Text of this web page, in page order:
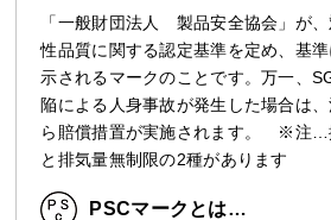
「一般財団法人 製品安全協会」が
性品質に関する認定基準を定め、基
示されるマークのことです。万一、
陥による人身事故が発生した場合は
ら賠償措置が実施されます。 ※注…
と排気量無制限の2種があります
PSCマークとは…